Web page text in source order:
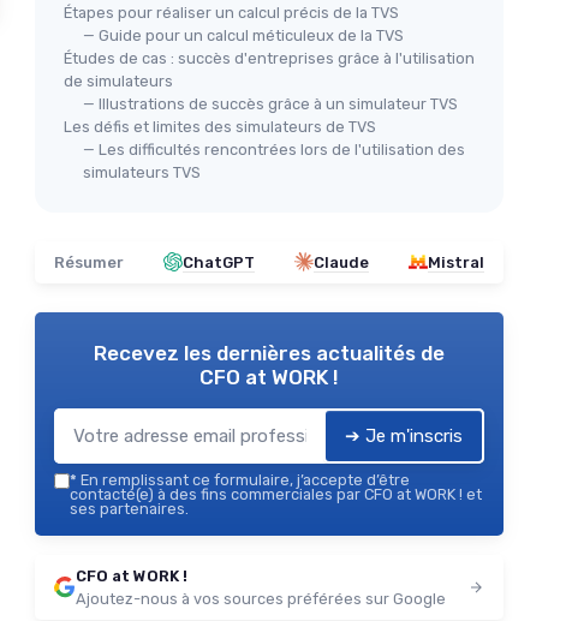
Étapes pour réaliser un calcul précis de la TVS
— Guide pour un calcul méticuleux de la TVS
Études de cas : succès d'entreprises grâce à l'utilisation
de simulateurs
— Illustrations de succès grâce à un simulateur TVS
Les défis et limites des simulateurs de TVS
— Les difficultés rencontrées lors de l'utilisation des
simulateurs TVS
Résumer ChatGPT Claude Mistral
Recevez les dernières actualités de
CFO at WORK !
➔ Je m'inscris
* En remplissant ce formulaire, j’accepte d’être
contacté(e) à des fins commerciales par CFO at WORK ! et
ses partenaires.
CFO at WORK !
Ajoutez-nous à vos sources préférées sur Google